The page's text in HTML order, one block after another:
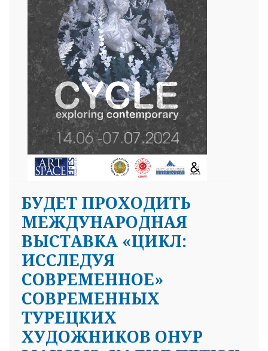
БУДЕТ ПРОХОДИТЬ
МЕЖДУНАРОДНАЯ
ВЫСТАВКА «ЦИКЛ:
ИССЛЕДУЯ
СОВРЕМЕННОЕ»
СОВРЕМЕННЫХ
ТУРЕЦКИХ
ХУДОЖНИКОВ ОНУР